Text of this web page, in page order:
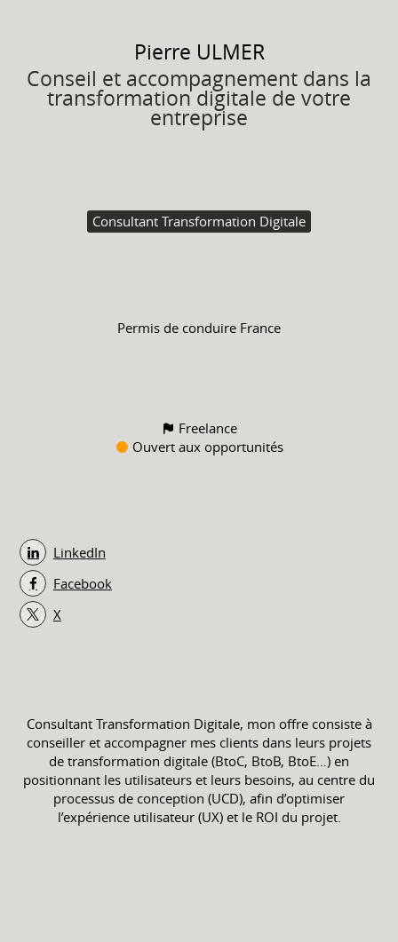
Pierre ULMER
Conseil et accompagnement dans la
transformation digitale de votre
entreprise
Consultant Transformation Digitale
Permis de conduire France
Freelance
Ouvert aux opportunités
LinkedIn
Facebook
X
Consultant Transformation Digitale, mon offre consiste à
conseiller et accompagner mes clients dans leurs projets
de transformation digitale (BtoC, BtoB, BtoE…) en
positionnant les utilisateurs et leurs besoins, au centre du
processus de conception (UCD), afin d’optimiser
l’expérience utilisateur (UX) et le ROI du projet.